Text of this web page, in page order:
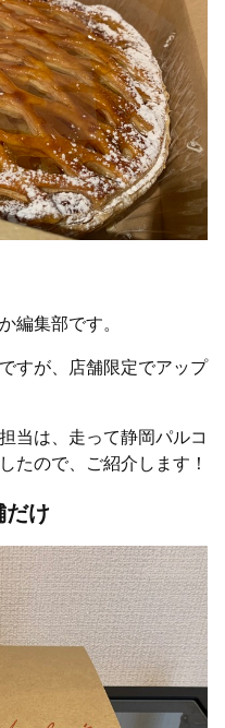
編集部です。
すが、店舗限定でアップ
当は、走って静岡パルコ
たので、ご紹介します！
け